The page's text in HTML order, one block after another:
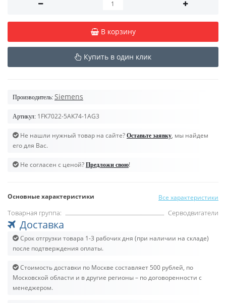
В корзину
Купить в один клик
Производитель: Siemens
Артикул: 1FK7022-5AK74-1AG3
Не нашли нужный товар на сайте? Оставьте заявку, мы найдем
его для Вас.
Не согласен с ценой? Предложи свою!
Основные характеристики Все характеристики
Товарная группа: Серводвигатели
Доставка
Срок отгрузки товара 1-3 рабочих дня (при наличии на складе)
после подтверждения оплаты.
Стоимость доставки по Москве составляет 500 рублей, по
Московской области и в другие регионы – по договоренности с
менеджером.